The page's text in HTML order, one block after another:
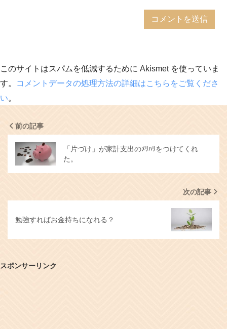
このサイトはスパムを低減するために Akismet を使っていま
す。
コメントデータの処理方法の詳細はこちらをご覧くださ
い。
前の記事
「片づけ」が家計支出のﾒﾘﾊﾘをつけてくれ
た。
次の記事
勉強すればお金持ちになれる？
スポンサーリンク